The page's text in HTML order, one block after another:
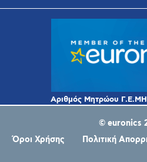
© euronics
Όροι Χρήσης
Πολιτική